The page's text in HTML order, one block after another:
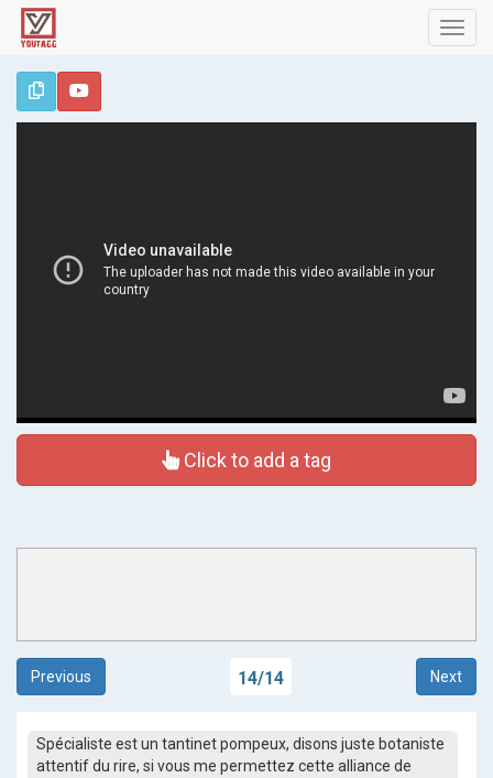
Click to add a tag
Previous 14/14 Next
Spécialiste est un tantinet pompeux, disons juste botaniste
attentif du rire, si vous me permettez cette alliance de